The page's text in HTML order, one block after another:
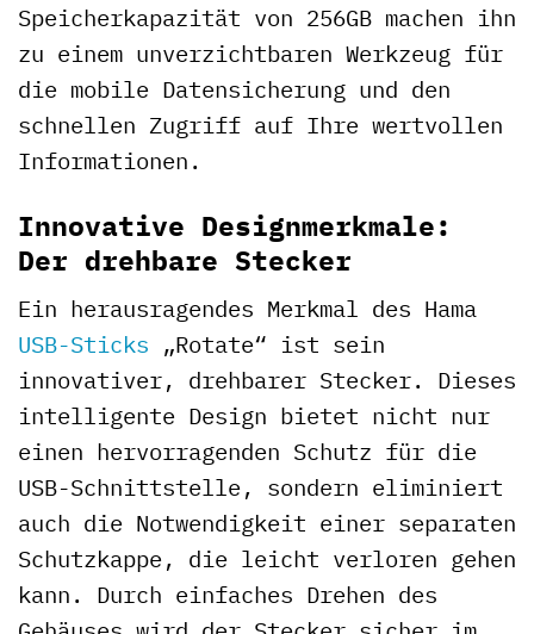
Speicherkapazität von 256GB machen ihn
zu einem unverzichtbaren Werkzeug für
die mobile Datensicherung und den
schnellen Zugriff auf Ihre wertvollen
Informationen.
Innovative Designmerkmale:
Der drehbare Stecker
Ein herausragendes Merkmal des Hama
USB-Sticks „Rotate“ ist sein
innovativer, drehbarer Stecker. Dieses
intelligente Design bietet nicht nur
einen hervorragenden Schutz für die
USB-Schnittstelle, sondern eliminiert
auch die Notwendigkeit einer separaten
Schutzkappe, die leicht verloren gehen
kann. Durch einfaches Drehen des